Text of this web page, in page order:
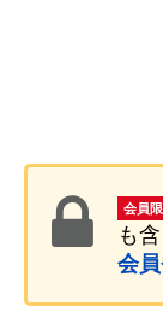
会員
も
会員